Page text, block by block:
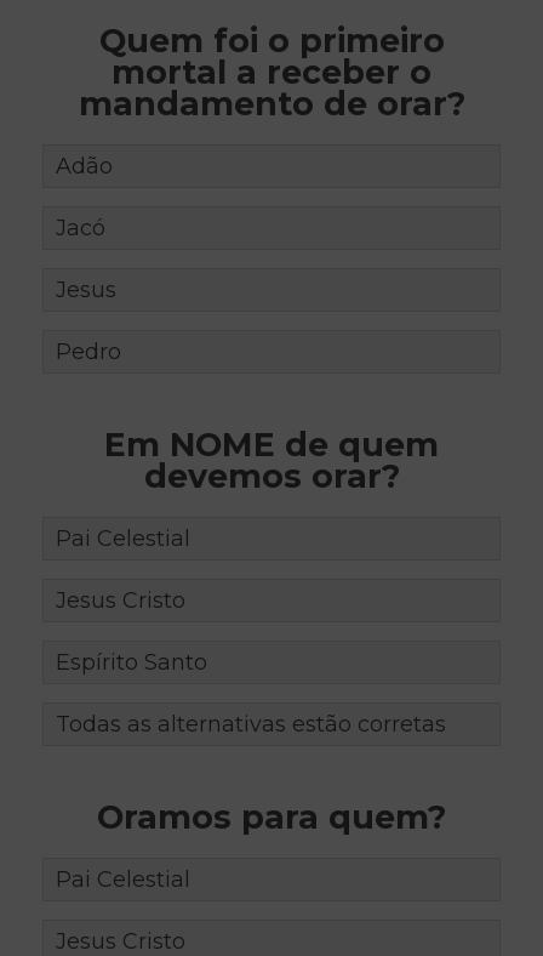
Quem foi o primeiro
mortal a receber o
mandamento de orar?
Adão
Jacó
Jesus
Pedro
Em NOME de quem
devemos orar?
Pai Celestial
Jesus Cristo
Espírito Santo
Todas as alternativas estão corretas
Oramos para quem?
Pai Celestial
Jesus Cristo